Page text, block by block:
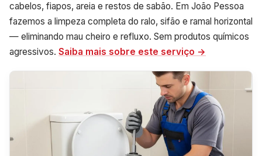
cabelos, fiapos, areia e restos de sabão. Em João Pessoa
fazemos a limpeza completa do ralo, sifão e ramal horizontal
— eliminando mau cheiro e refluxo. Sem produtos químicos
agressivos. Saiba mais sobre este serviço →